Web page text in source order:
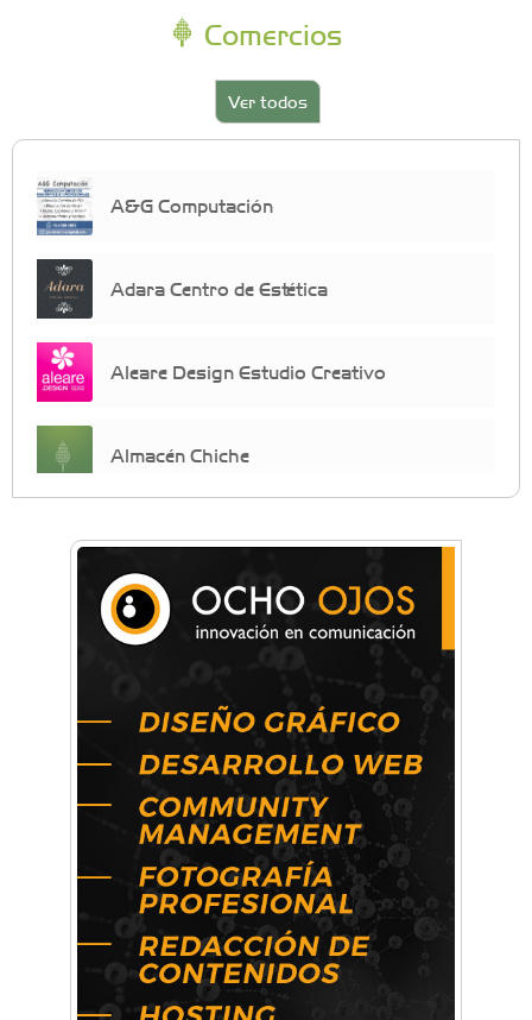
Comercios
Ver todos
A&G Computación
Adara Centro de Estética
Aleare Design Estudio Creativo
Almacén Chiche
crecimiento personal
Arq. Horacio Alejandro Sánchez
Artística ApasionArte
Artística Veral
BAIC Ramos Mejía